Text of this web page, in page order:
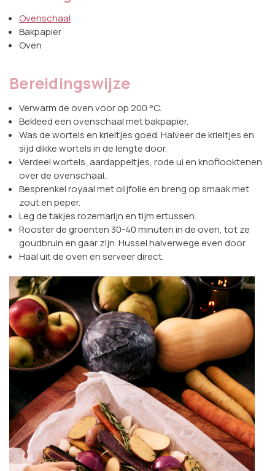
Ovenschaal
Bakpapier
Oven
Bereidingswijze
Verwarm de oven voor op 200 °C.
Bekleed een ovenschaal met bakpapier.
Was de wortels en krieltjes goed. Halveer de krieltjes en
sijd dikke wortels in de lengte door.
Verdeel wortels, aardappeltjes, rode ui en knoflooktenen
over de ovenschaal.
Besprenkel royaal met olijfolie en breng op smaak met
zout en peper.
Leg de takjes rozemarijn en tijm ertussen.
Rooster de groenten 30-40 minuten in de oven, tot ze
goudbruin en gaar zijn. Hussel halverwege even door.
Haal uit de oven en serveer direct.